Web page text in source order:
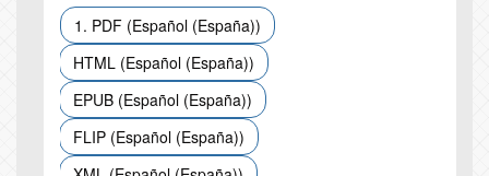
1. PDF (Español (España))
HTML (Español (España))
EPUB (Español (España))
FLIP (Español (España))